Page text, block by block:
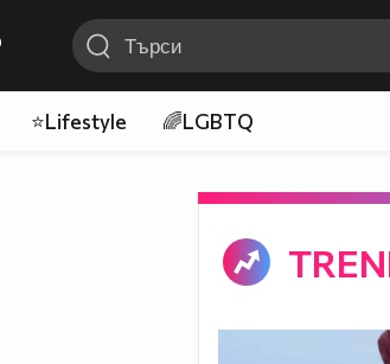
⭐Lifestyle 🌈LGBTQ